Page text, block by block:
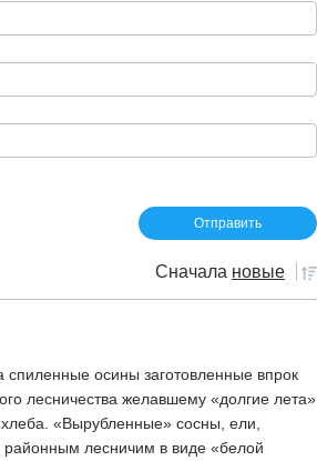
Сначала новые
осины заготовленные впрок
лесничества желавшему «долгие лета»
«Вырубленные» сосны, ели,
районным лесничим в виде «белой